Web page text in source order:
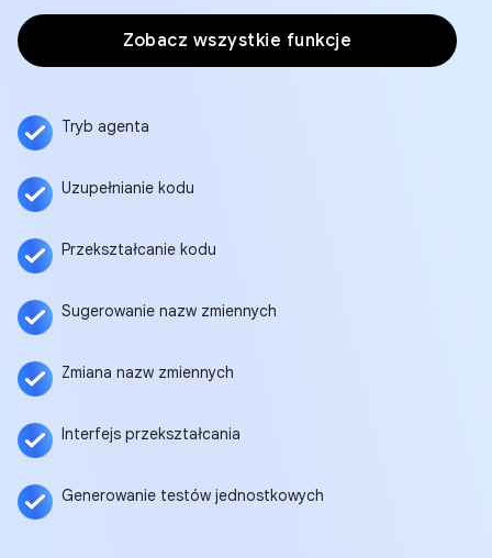
Zobacz wszystkie funkcje
Tryb agenta
Uzupełnianie kodu
Przekształcanie kodu
Sugerowanie nazw zmiennych
Zmiana nazw zmiennych
Interfejs przekształcania
Generowanie testów jednostkowych